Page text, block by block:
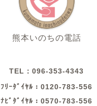
熊本いのちの電話
TEL：096-353-4343
ﾌﾘｰﾀﾞｲﾔﾙ：0120-783-556
ﾅﾋﾞﾀﾞｲﾔﾙ：0570-783-556